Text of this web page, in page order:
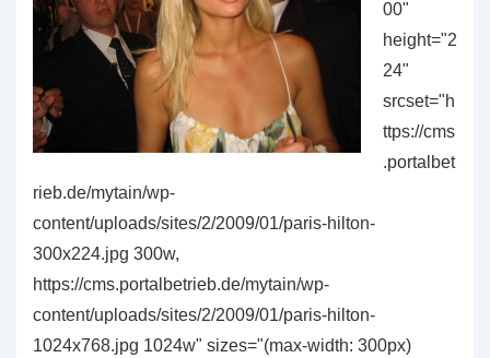
00"
height="2
24"
srcset="h
ttps://cms
.portalbet
rieb.de/mytain/wp-
content/uploads/sites/2/2009/01/paris-hilton-
300x224.jpg 300w,
https://cms.portalbetrieb.de/mytain/wp-
content/uploads/sites/2/2009/01/paris-hilton-
1024x768.jpg 1024w" sizes="(max-width: 300px)